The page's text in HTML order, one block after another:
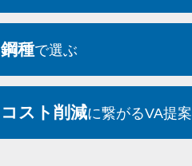
鋼種で選ぶ
コスト削減に繋がるVA提案